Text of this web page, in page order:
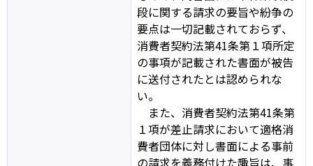
段に関する請求の要旨や紛争の
要点は一切記載されておらず、
消費者契約法第41条第１項所定
の事項が記載された書面が被告
に送付されたとは認められな
い。
また、消費者契約法第41条第
１項が差止請求において適格消
費者団体に対し書面による事前
の請求を義務付けた趣旨は、事